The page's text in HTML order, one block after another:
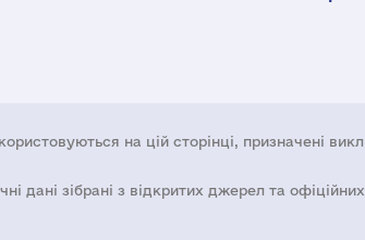
на цій сторінці, призначені
дані зібрані з відкритих джерел та